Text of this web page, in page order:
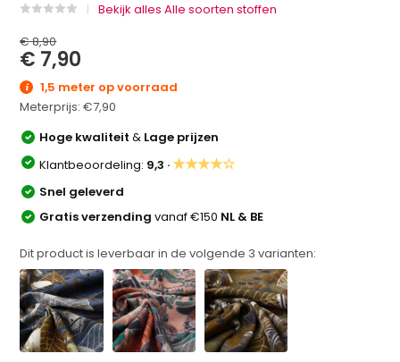
Bekijk alles Alle soorten stoffen
€ 8,90
€ 7,90
1,5 meter op voorraad
Meterprijs:€7,90
Hoge kwaliteit& Lage prijzen
Klantbeoordeling: 9,3 ·★★★★☆
Snel geleverd
Gratis verzendingvanaf €150 NL & BE
Dit product is leverbaar in de volgende 3 varianten: